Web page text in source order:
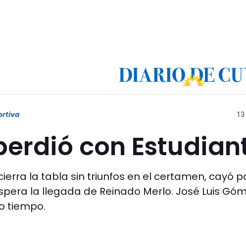
con
la tabla sin triunfos en el certamen, cayó
la llegada de Reinado Merlo. José Luis
tiempo.